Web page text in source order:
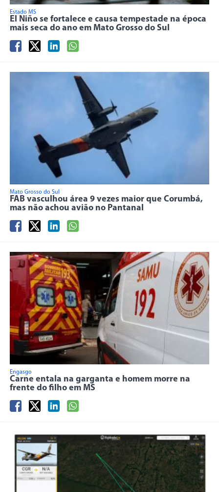
Estado MS
El Niño se fortalece e causa tempestade na época
mais seca do ano em Mato Grosso do Sul
Mato Grosso do Sul
FAB vasculhou área 9 vezes maior que Corumbá,
mas não achou avião no Pantanal
Engasgo
Carne entala na garganta e homem morre na
frente do filho em MS